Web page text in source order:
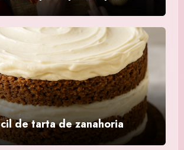
de tarta de zanahoria